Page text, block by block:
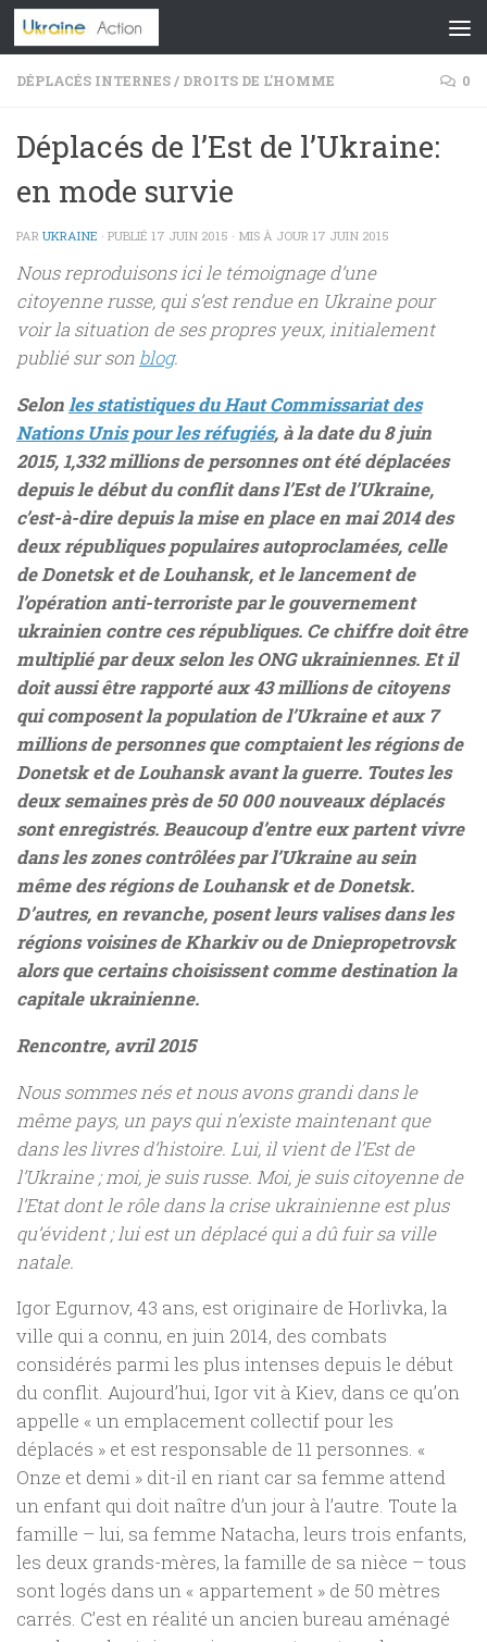
Skip to content
DÉPLACÉS INTERNES / DROITS DE L'HOMME 0
Déplacés de l’Est de l’Ukraine:
en mode survie
PAR UKRAINE · PUBLIÉ 17 JUIN 2015 · MIS À JOUR 17 JUIN 2015
Nous reproduisons ici le témoignage d’une
citoyenne russe, qui s’est rendue en Ukraine pour
voir la situation de ses propres yeux, initialement
publié sur son blog.
Selonles statistiques du Haut Commissariat des
Nations Unis pour les réfugiés, à la date du 8 juin
2015, 1,332 millions de personnes ont été déplacées
depuis le début du conflit dans l’Est de l’Ukraine,
c’est-à-dire depuis la mise en place en mai 2014 des
deux républiques populaires autoproclamées, celle
de Donetsk et de Louhansk, et le lancement de
l’opération anti-terroriste par le gouvernement
ukrainien contre ces républiques. Ce chiffre doit être
multiplié par deux selon les ONG ukrainiennes. Et il
doit aussi être rapporté aux 43 millions de citoyens
qui composent la population de l’Ukraine et aux 7
millions de personnes que comptaient les régions de
Donetsk et de Louhansk avant la guerre. Toutes les
deux semaines près de 50 000 nouveaux déplacés
sont enregistrés. Beaucoup d’entre eux partent vivre
dans les zones contrôlées par l’Ukraine au sein
même des régions de Louhansk et de Donetsk.
D’autres, en revanche, posent leurs valises dans les
régions voisines de Kharkiv ou de Dniepropetrovsk
alors que certains choisissent comme destination la
capitale ukrainienne.
Rencontre, avril 2015
Nous sommes nés et nous avons grandi dans le
même pays, un pays qui n’existe maintenant que
dans les livres d’histoire. Lui, il vient de l’Est de
l’Ukraine ; moi, je suis russe. Moi, je suis citoyenne de
l’Etat dont le rôle dans la crise ukrainienne est plus
qu’évident ; lui est un déplacé qui a dû fuir sa ville
natale.
Igor Egurnov, 43 ans, est originaire de Horlivka, la
ville qui a connu, en juin 2014, des combats
considérés parmi les plus intenses depuis le début
du conflit. Aujourd’hui, Igor vit à Kiev, dans ce qu’on
appelle « un emplacement collectif pour les
déplacés » et est responsable de 11 personnes. «
Onze et demi » dit-il en riant car sa femme attend
un enfant qui doit naître d’un jour à l’autre. Toute la
famille – lui, sa femme Natacha, leurs trois enfants,
les deux grands-mères, la famille de sa nièce – tous
sont logés dans un « appartement » de 50 mètres
carrés. C’est en réalité un ancien bureau aménagé